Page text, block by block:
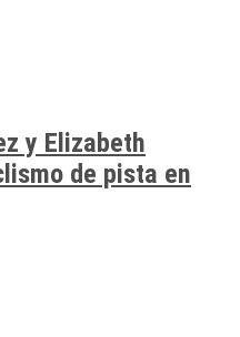
y Elizabeth
de pista en